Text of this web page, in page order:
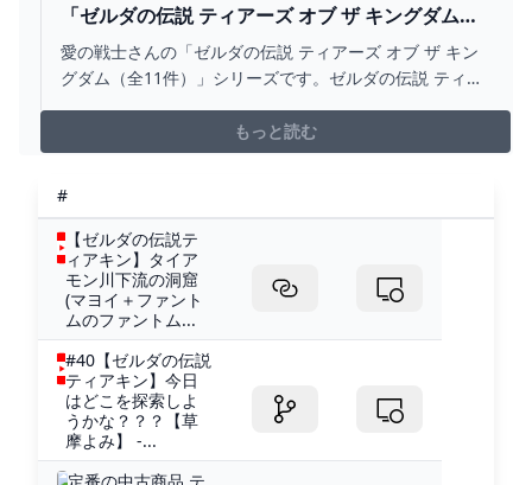
物語に引き込まれる前作のブレスオブザワイルドは、や
や単調な部分がありました。ストーリーを進めていくと
いう
「ゼルダの伝説 ティアーズ オブ ザ キングダム
（全11件）」 愛の戦士さんのシリーズ - ニコニコ
愛の戦士さんの「ゼルダの伝説 ティアーズ オブ ザ キン
グダム（全11件）」シリーズです。ゼルダの伝説 ティア
もっと読む
#
【ゼルダの伝説テ
ィアキン】タイア
モン川下流の洞窟
(マヨイ＋ファント
ムのファントム...
#40【ゼルダの伝説
ティアキン】今日
はどこを探索しよ
うかな？？？【草
摩よみ】 -...